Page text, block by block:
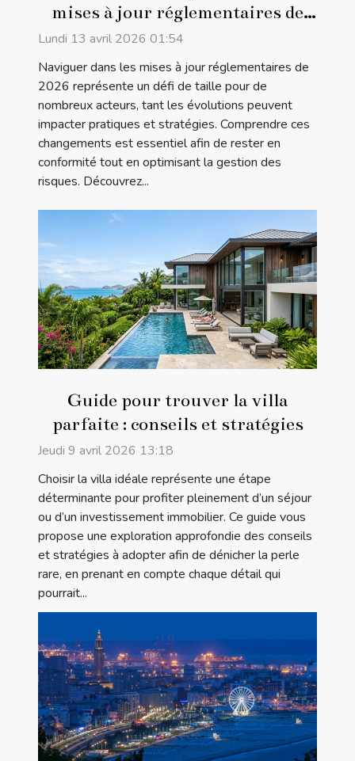
mises à jour réglementaires de
2026 ?
Lundi 13 avril 2026 01:54
Naviguer dans les mises à jour réglementaires de
2026 représente un défi de taille pour de
nombreux acteurs, tant les évolutions peuvent
impacter pratiques et stratégies. Comprendre ces
changements est essentiel afin de rester en
conformité tout en optimisant la gestion des
risques. Découvrez...
Guide pour trouver la villa
parfaite : conseils et stratégies
Jeudi 9 avril 2026 13:18
Choisir la villa idéale représente une étape
déterminante pour profiter pleinement d’un séjour
ou d’un investissement immobilier. Ce guide vous
propose une exploration approfondie des conseils
et stratégies à adopter afin de dénicher la perle
rare, en prenant en compte chaque détail qui
pourrait...